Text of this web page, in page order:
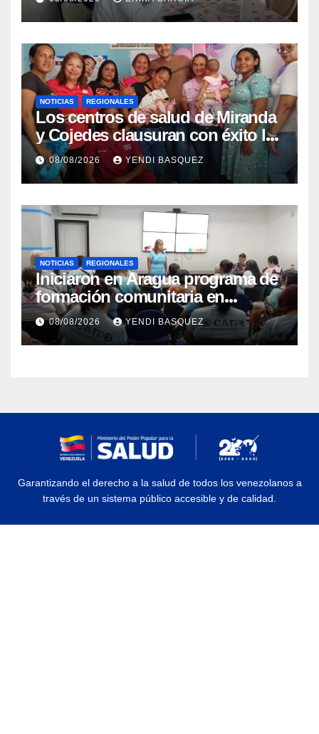
Aragua
NOTICIAS REGIONALES
Los centros de salud de Miranda
y Cojedes clausuran con éxito la
Semana Mundial de la Lactancia
Materna
08/08/2026 YENDI BASQUEZ
NOTICIAS REGIONALES
Iniciaron en Aragua programa de
formación comunitaria en
atención a personas con
discapacidad
08/08/2026 YENDI BASQUEZ
Garantizando el derecho a la salud de todos los venezolanos a
través de un sistema público accesible y de calidad.